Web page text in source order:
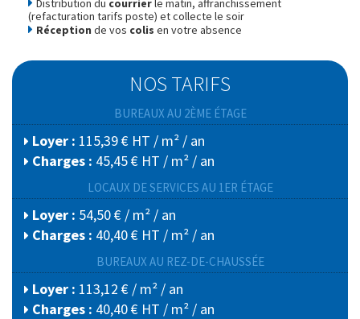
(refacturation tarifs poste) et collecte le soir
Réception de vos colis en votre absence
NOS TARIFS
BUREAUX AU 2ÈME ÉTAGE
Loyer : 115,39 € HT / m² / an
Charges : 45,45 € HT / m² / an
LOCAUX DE SERVICES AU 1ER ÉTAGE
Loyer : 54,50 € / m² / an
Charges : 40,40 € HT / m² / an
BUREAUX AU REZ-DE-CHAUSSÉE
Loyer : 113,12 € / m² / an
Charges : 40,40 € HT / m² / an